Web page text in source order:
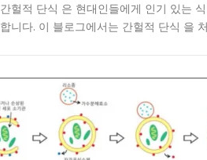
간헐적 단식 은 현대인들에게 인기 있는
합니다. 이 블로그에서는 간헐적 단식 을